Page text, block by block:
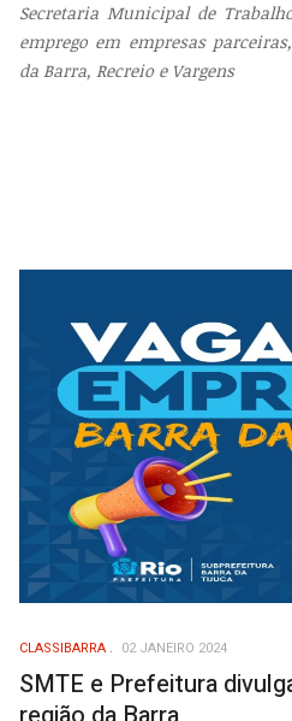
Secretaria Municipal de
emprego em empresas
da Barra, Recreio e Vargens
CLASSIBARRA 02 JANEIRO 2024
SMTE e Prefeitura